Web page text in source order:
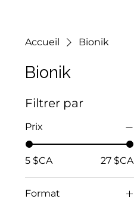
Accueil Bionik
Bionik
Filtrer par
Prix
5 $CA 27 $CA
Format